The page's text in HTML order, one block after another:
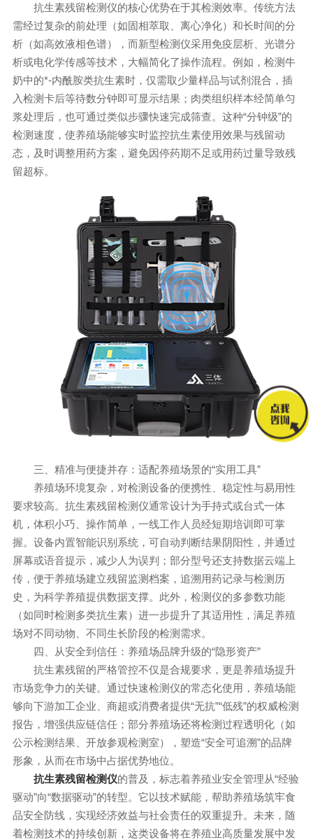
抗生素残留检测仪的核心优势在于其检测效率。传统方法
需经过复杂的前处理（如固相萃取、离心净化）和长时间的分
析（如高效液相色谱），而新型检测仪采用免疫层析、光谱分
析或电化学传感等技术，大幅简化了操作流程。例如，检测牛
奶中的*-内酰胺类抗生素时，仅需取少量样品与试剂混合，插
入检测卡后等待数分钟即可显示结果；肉类组织样本经简单匀
浆处理后，也可通过类似步骤快速完成筛查。这种“分钟级”的
检测速度，使养殖场能够实时监控抗生素使用效果与残留动
态，及时调整用药方案，避免因停药期不足或用药过量导致残
留超标。
三、精准与便捷并存：适配养殖场景的“实用工具”
养殖场环境复杂，对检测设备的便携性、稳定性与易用性
要求较高。抗生素残留检测仪通常设计为手持式或台式一体
机，体积小巧、操作简单，一线工作人员经短期培训即可掌
握。设备内置智能识别系统，可自动判断结果阴阳性，并通过
屏幕或语音提示，减少人为误判；部分型号还支持数据云端上
传，便于养殖场建立残留监测档案，追溯用药记录与检测历
史，为科学养殖提供数据支撑。此外，检测仪的多参数功能
（如同时检测多类抗生素）进一步提升了其适用性，满足养殖
场对不同动物、不同生长阶段的检测需求。
四、从安全到信任：养殖场品牌升级的“隐形资产”
抗生素残留的严格管控不仅是合规要求，更是养殖场提升
市场竞争力的关键。通过快速检测仪的常态化使用，养殖场能
够向下游加工企业、商超或消费者提供“无抗”“低残”的权威检测
报告，增强供应链信任；部分养殖场还将检测过程透明化（如
公示检测结果、开放参观检测室），塑造“安全可追溯”的品牌
形象，从而在市场中占据优势地位。
抗生素残留检测仪的普及，标志着养殖业安全管理从“经验
驱动”向“数据驱动”的转型。它以技术赋能，帮助养殖场筑牢食
品安全防线，实现经济效益与社会责任的双重提升。未来，随
着检测技术的持续创新，这类设备将在养殖业高质量发展中发